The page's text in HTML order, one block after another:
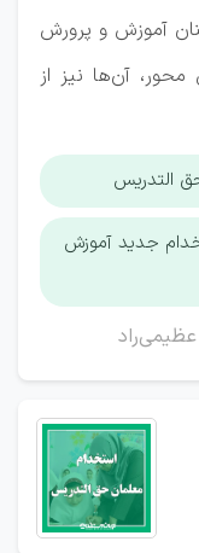
آموزش و پرورش
آن‌ها نیز از
التدریس
جدید آموزش